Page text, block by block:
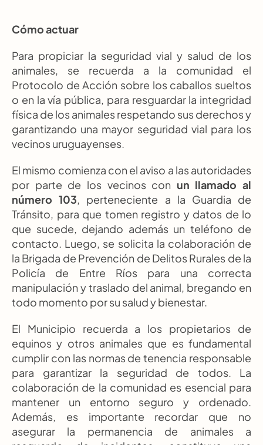
Cómo actuar
Para propiciar la seguridad vial y salud de los
animales, se recuerda a la comunidad el
Protocolo de Acción sobre los caballos sueltos
o en la vía pública, para resguardar la integridad
física de los animales respetando sus derechos y
garantizando una mayor seguridad vial para los
vecinos uruguayenses.
El mismo comienza con el aviso a las autoridades
por parte de los vecinos con un llamado al
número 103, perteneciente a la Guardia de
Tránsito, para que tomen registro y datos de lo
que sucede, dejando además un teléfono de
contacto. Luego, se solicita la colaboración de
la Brigada de Prevención de Delitos Rurales de la
Policía de Entre Ríos para una correcta
manipulación y traslado del animal, bregando en
todo momento por su salud y bienestar.
El Municipio recuerda a los propietarios de
equinos y otros animales que es fundamental
cumplir con las normas de tenencia responsable
para garantizar la seguridad de todos. La
colaboración de la comunidad es esencial para
mantener un entorno seguro y ordenado.
Además, es importante recordar que no
asegurar la permanencia de animales a